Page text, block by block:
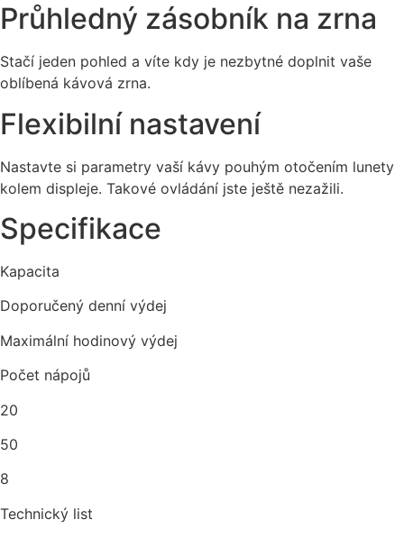
Průhledný zásobník na zrna
Stačí jeden pohled a víte kdy je nezbytné doplnit vaše
oblíbená kávová zrna.
Flexibilní nastavení
Nastavte si parametry vaší kávy pouhým otočením lunety
kolem displeje. Takové ovládání jste ještě nezažili.
Specifikace
Kapacita
Doporučený denní výdej
Maximální hodinový výdej
Počet nápojů
20
50
8
Technický list